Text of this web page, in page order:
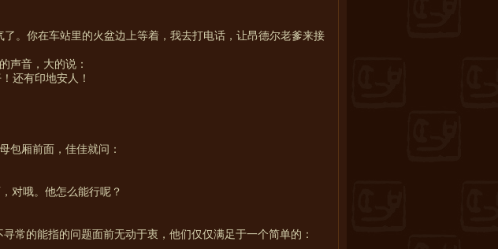
你在车站里的火盆边上等着，我去打电话，让昂德尔老爹来接
声音，大的说：
还有印地安人！
包厢前面，佳佳就问：
对哦。他怎么能行呢？
常的能指的问题面前无动于衷，他们仅仅满足于一个简单的：